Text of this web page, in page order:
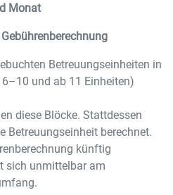
Monat
Betreuungseinheiten in
und ab 11 Einheiten)
diese Blöcke. Stattdessen
Betreuungseinheit berechnet.
künftig
sich unmittelbar am